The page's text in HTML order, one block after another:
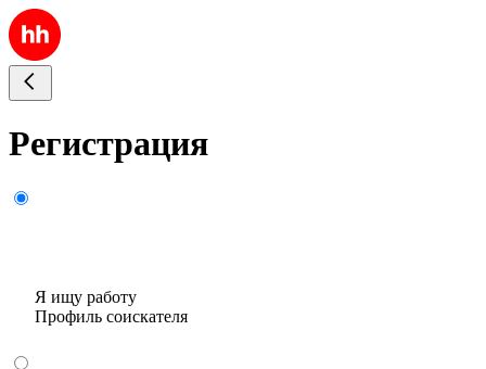
Регистрация
Я ищу работу
Профиль соискателя